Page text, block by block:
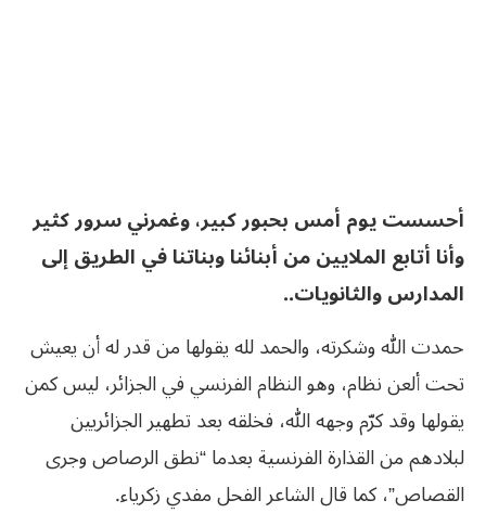
أحسست يوم أمس بحبور كبير، وغمرني سرور كثير
وأنا أتابع الملايين من أبنائنا وبناتنا في الطريق إلى
المدارس والثانويات..
حمدت الله وشكرته، والحمد لله يقولها من قدر له أن يعيش
تحت ألعن نظام، وهو النظام الفرنسي في الجزائر، ليس كمن
يقولها وقد كرّم وجهه الله، فخلقه بعد تطهير الجزائريين
لبلادهم من القذارة الفرنسية بعدما “نطق الرصاص وجرى
القصاص”، كما قال الشاعر الفحل مفدي زكرياء.